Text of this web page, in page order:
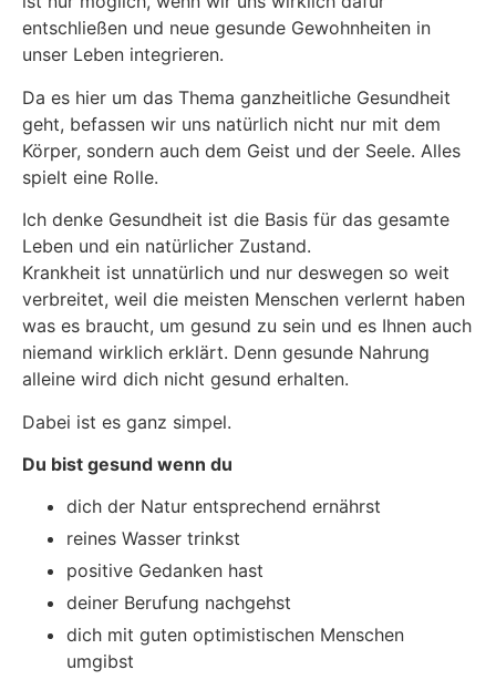
entschließen und neue gesunde Gewohnheiten in
unser Leben integrieren.
Da es hier um das Thema ganzheitliche Gesundheit
geht, befassen wir uns natürlich nicht nur mit dem
Körper, sondern auch dem Geist und der Seele. Alles
spielt eine Rolle.
Ich denke Gesundheit ist die Basis für das gesamte
Leben und ein natürlicher Zustand.
Krankheit ist unnatürlich und nur deswegen so weit
verbreitet, weil die meisten Menschen verlernt haben
was es braucht, um gesund zu sein und es Ihnen auch
niemand wirklich erklärt. Denn gesunde Nahrung
alleine wird dich nicht gesund erhalten.
Dabei ist es ganz simpel.
Du bist gesund wenn du
dich der Natur entsprechend ernährst
reines Wasser trinkst
positive Gedanken hast
deiner Berufung nachgehst
dich mit guten optimistischen Menschen
umgibst